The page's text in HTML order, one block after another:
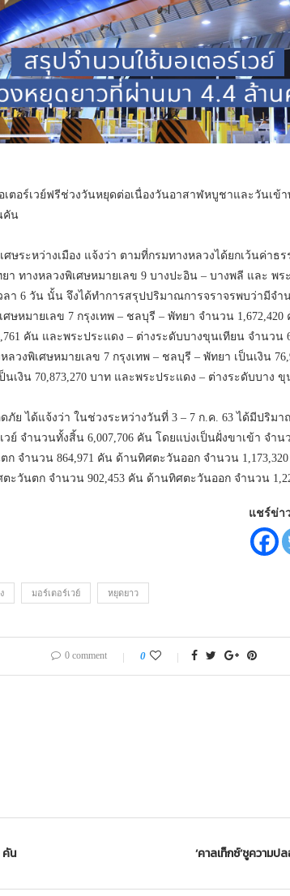
ตอร์เวย์ฟรีช่วงวันหยุดต่อเนื่องวันอาสาฬหบูชาและวันเข้
คัน
ศษระหว่างเมือง แจ้งว่า ตามที่กรมทางหลวงได้ยกเว้นค่าธ
า ทางหลวงพิเศษหมายเลข 9 บางปะอิน – บางพลี และ พ
วลา 6 วัน นั้น จึงได้ทำการสรุปปริมาณการจราจรพบว่ามีจ
ศษหมายเลข 7 กรุงเทพ – ชลบุรี – พัทยา จำนวน
คัน และพระประแดง – ต่างระดับบางขุนเทียน จำนวน
ลวงพิเศษหมายเลข 7 กรุงเทพ – ชลบุรี – พัทยา เป็นเงิน
เงิน 70,873,270 บาท และพระประแดง – ต่างระดับบาง ขุ
ย ได้แจ้งว่า ในช่วงระหว่างวันที่ 3 – 7 ก.ค. 63 ได้มีปริม
ย์ จำนวนทั้งสิ้น 6,007,706 คัน โดยแบ่งเป็นฝั่งขาเข้า จำ
จำนวน 864,971 คัน ด้านทิศตะวันออก จำนวน
ะวันตก จำนวน 902,453 คัน ด้านทิศตะวันออก จำนวน
แชร์ข่า
มอร์เตอร์เวย์ หยุดยาว
0 comment 0
น
‘คาลเท็กซ์’ชูความ